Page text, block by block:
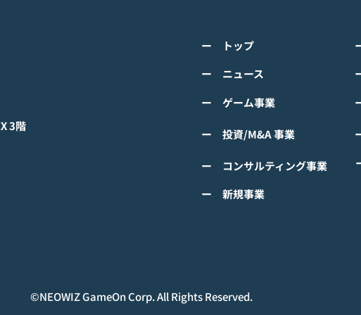
超伝導体！最高のスリックバ
ス】 K-POPアイドル応援アプリ
体！最高のスリックバック・チャ
のぼの なにし
詳しくは下記
い。 【ゲームオ
ース】 TVアニ
ぼの なにしてる
3階
ー トップ
ー ニュース
ー ゲーム事業
ー 投資/M&A 事業
ー コンサルティング事業
ー 新規事業
©︎NEOWIZ GameOn Corp. All Rights Reserved.